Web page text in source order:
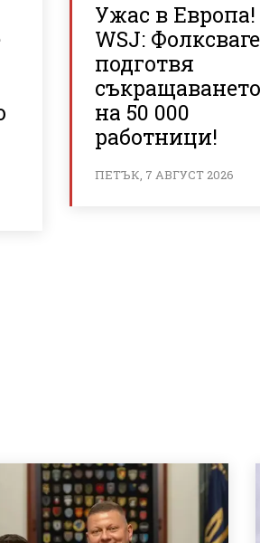
Ужас в Европа!
WSJ:
подготвя
на 50 000
работници!
ПЕТЪК, 7 АВГУСТ 2026